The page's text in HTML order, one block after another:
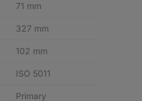
71 mm
327 mm
102 mm
ISO 5011
Primary